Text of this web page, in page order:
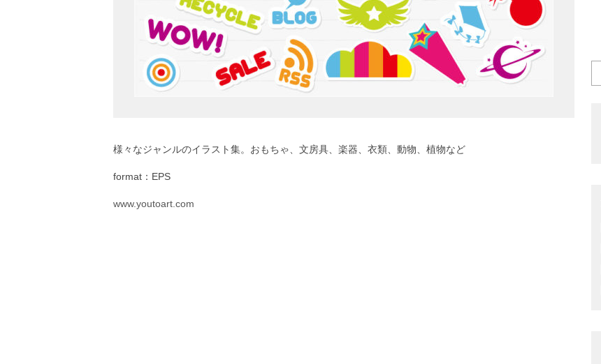
様々なジャンルのイラスト集。おもちゃ、文房具、楽器、衣類、動物、植物など
format：EPS
www.youtoart.com